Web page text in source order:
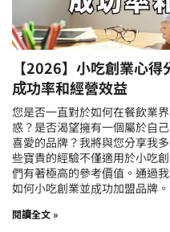
【2026】小吃創業心
成功率和經營效益
您是否一直對於如何在餐飲業
惑？是否渴望擁有一個屬於自
喜愛的品牌？我將與您分享我
些寶貴的經驗不僅適用於小吃
們有著極高的參考價值。通過
如何小吃創業並成功加盟品牌。
閱讀全文 »